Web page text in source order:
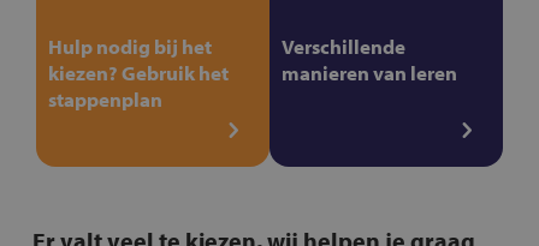
Hulp nodig bij het
kiezen? Gebruik het
stappenplan
Verschillende
manieren van leren